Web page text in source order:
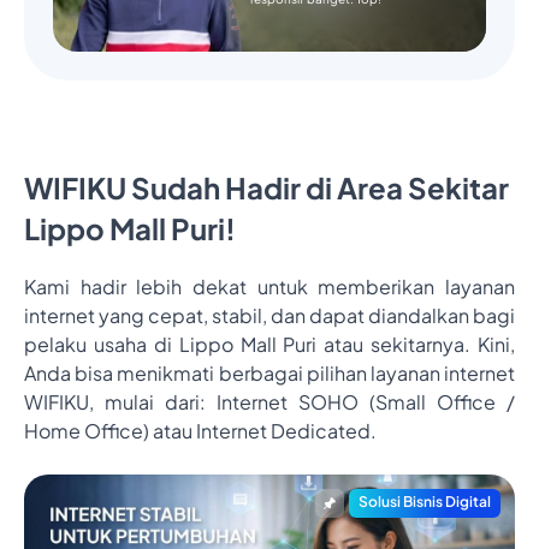
WIFIKU Sudah Hadir di Area Sekitar
Lippo Mall Puri!
Kami hadir lebih dekat untuk memberikan layanan
internet yang cepat, stabil, dan dapat diandalkan bagi
pelaku usaha di Lippo Mall Puri atau sekitarnya. Kini,
Anda bisa menikmati berbagai pilihan layanan internet
WIFIKU, mulai dari: Internet SOHO (Small Office /
Home Office) atau Internet Dedicated.
Solusi Bisnis Digital